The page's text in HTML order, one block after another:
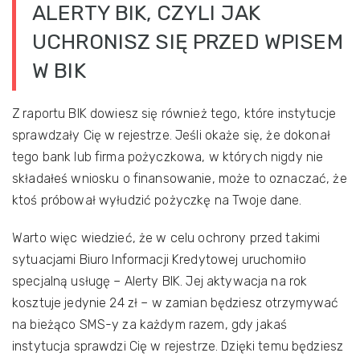
ALERTY BIK, CZYLI JAK
UCHRONISZ SIĘ PRZED WPISEM
W BIK
Z raportu BIK dowiesz się również tego, które instytucje
sprawdzały Cię w rejestrze. Jeśli okaże się, że dokonał
tego bank lub firma pożyczkowa, w których nigdy nie
składałeś wniosku o finansowanie, może to oznaczać, że
ktoś próbował wyłudzić pożyczkę na Twoje dane.
Warto więc wiedzieć, że w celu ochrony przed takimi
sytuacjami Biuro Informacji Kredytowej uruchomiło
specjalną usługę – Alerty BIK. Jej aktywacja na rok
kosztuje jedynie 24 zł – w zamian będziesz otrzymywać
na bieżąco SMS-y za każdym razem, gdy jakaś
instytucja sprawdzi Cię w rejestrze. Dzięki temu będziesz